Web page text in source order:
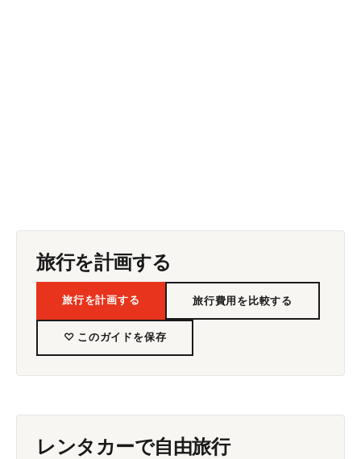
旅行を計画する
旅行を計画する 旅行費用を比較する
♡ このガイドを保存
レンタカーで自由旅行